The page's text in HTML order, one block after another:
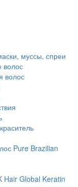
муссы, спреи
волос
волос
Pure Brazilian
Hair Global Keratin